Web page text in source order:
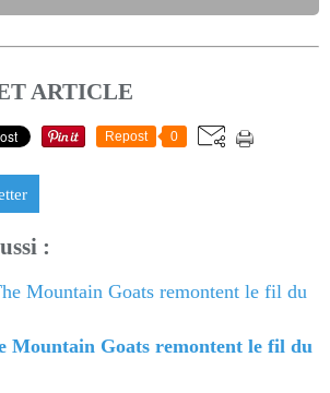
ARTICLE
Repost 0
:
Mountain Goats remontent le fil du